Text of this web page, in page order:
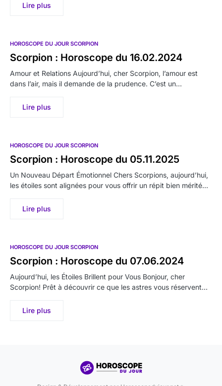
Lire plus
HOROSCOPE DU JOUR SCORPION
Scorpion : Horoscope du 16.02.2024
Amour et Relations Aujourd’hui, cher Scorpion, l’amour est
dans l’air, mais il demande de la prudence. C’est un…
Lire plus
HOROSCOPE DU JOUR SCORPION
Scorpion : Horoscope du 05.11.2025
Un Nouveau Départ Émotionnel Chers Scorpions, aujourd’hui,
les étoiles sont alignées pour vous offrir un répit bien mérité…
Lire plus
HOROSCOPE DU JOUR SCORPION
Scorpion : Horoscope du 07.06.2024
Aujourd’hui, les Étoiles Brillent pour Vous Bonjour, cher
Scorpion! Prêt à découvrir ce que les astres vous réservent…
Lire plus